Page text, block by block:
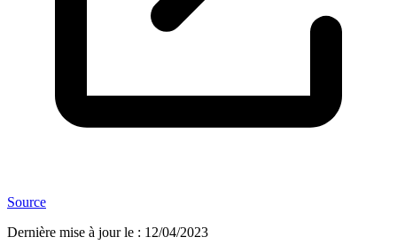
Source
Dernière mise à jour le : 12/04/2023